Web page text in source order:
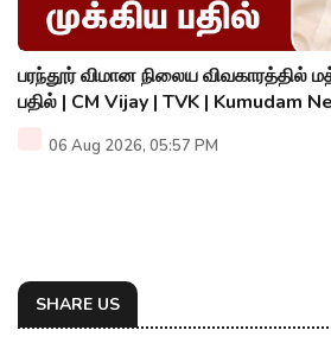
பரந்தூர் விமான நிலைய விவகாரத்தில்
பதில் | CM Vijay | TVK | Kumudam
06 Aug 2026, 05:57 PM
SHARE US